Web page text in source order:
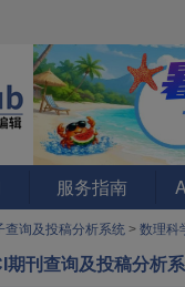
服务指南
查询及投稿分析系统 > 数理科
期刊查询及投稿分析